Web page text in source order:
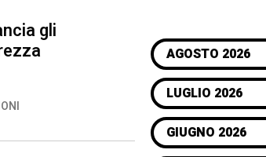
gli
AGOSTO 2026
LUGLIO 2026
GIUGNO 2026